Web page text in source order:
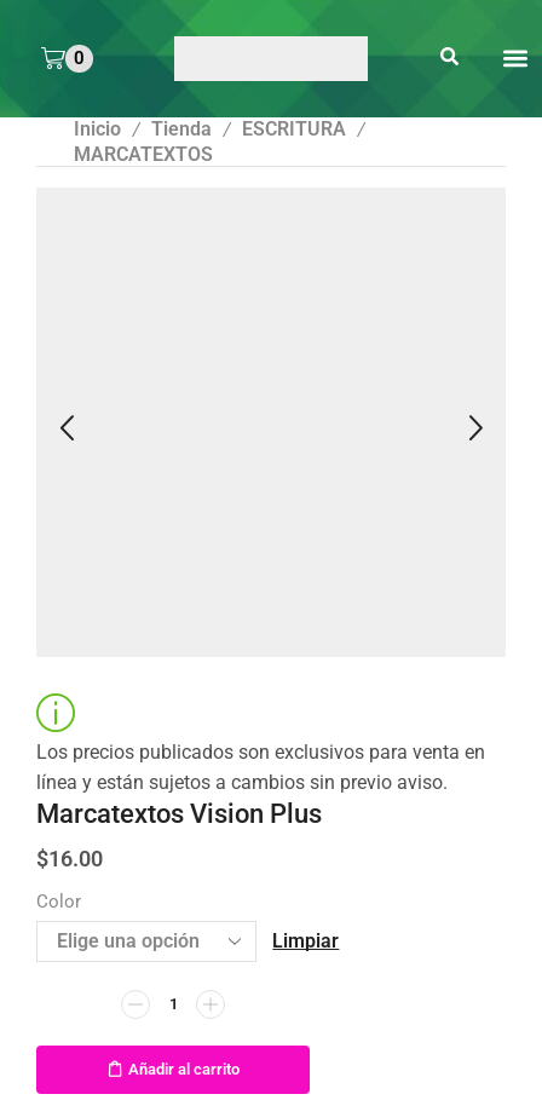
0
Inicio / Tienda / ESCRITURA /
MARCATEXTOS
Los precios publicados son exclusivos para venta en
línea y están sujetos a cambios sin previo aviso.
Marcatextos Vision Plus
$16.00
Color
Limpiar
Añadir al carrito